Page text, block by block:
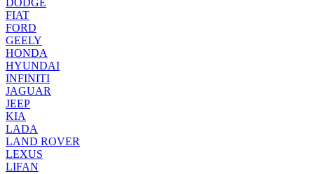
DODGE
FIAT
FORD
GEELY
HONDA
HYUNDAI
INFINITI
JAGUAR
JEEP
KIA
LADA
LAND ROVER
LEXUS
LIFAN